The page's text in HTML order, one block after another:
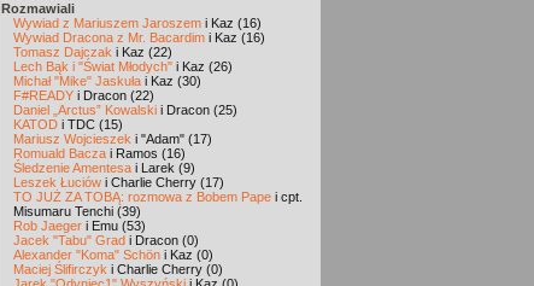
Rozmawiali
Wywiad z Mariuszem Jaroszem i Kaz (16)
Wywiad Dracona z Mr. Bacardim i Kaz (16)
Tomasz Dajczak i Kaz (22)
Lech Bąk i "Świat Młodych" i Kaz (26)
Michał "Mike" Jaskuła i Kaz (30)
F#READY i Dracon (22)
Daniel „Arctus” Kowalski i Dracon (25)
KATOD i TDC (15)
Mariusz Wojcieszek i "Adam" (17)
Romuald Bacza i Ramos (16)
Śledzenie Amentesa i Larek (9)
Leszek Łuciów i Charlie Cherry (17)
TO JUŻ ZA TOBĄ: rozmowa z Bobem Pape i cpt.
Misumaru Tenchi (39)
Rob Jaeger i Emu (53)
Jacek "Tabu" Grad i Dracon (0)
Alexander "Koma" Schön i Kaz (0)
Maciej Ślifirczyk i Charlie Cherry (0)